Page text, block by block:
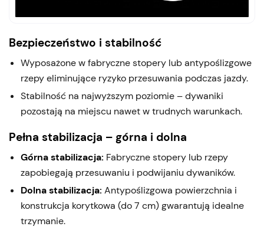
Bezpieczeństwo i stabilność
Wyposażone w fabryczne stopery lub antypoślizgowe
rzepy eliminujące ryzyko przesuwania podczas jazdy.
Stabilność na najwyższym poziomie – dywaniki
pozostają na miejscu nawet w trudnych warunkach.
Pełna stabilizacja – górna i dolna
Górna stabilizacja: Fabryczne stopery lub rzepy
zapobiegają przesuwaniu i podwijaniu dywaników.
Dolna stabilizacja: Antypoślizgowa powierzchnia i
konstrukcja korytkowa (do 7 cm) gwarantują idealne
trzymanie.